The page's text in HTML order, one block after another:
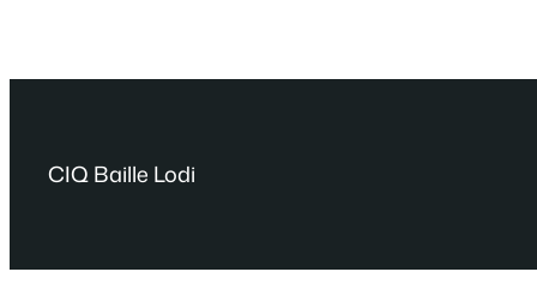
CIQ Baille Lodi